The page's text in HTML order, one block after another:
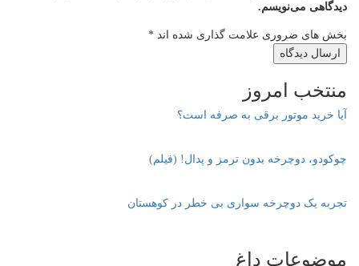
دیدگاهی می‌نویسم.
بخش های ضروری علامت گذاری شده اند *
منتخب امروز
آیا خرید موتور برقی به صرفه است؟
چوکودو، دوچرخه بدون ترمز و پدال! (فیلم)
تجربه یک دوچرخه سواری بی خطر در کوهستان
موضوعات داغ